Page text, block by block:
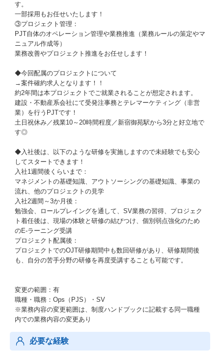
す。
一部採用もお任せいたします！
③プロジェクト管理：
PJT自体のオペレーション管理や業務推進（業務ルールの策定やマ
ニュアル作成等）
業務改善やプロジェクト推進をお任せします！
◆今回配属のプロジェクトについて
→案件確約求人となります！！
約2年間は本プロジェクトでご就業されることが想定されます。
建設・不動産系会社にて受発注事務とテレマーケティング（非営
業）を行うPJTです！
土日祝休み／残業10～20時間程度／新宿御苑駅から3分と好立地で
す◎
◆入社後は、以下のような研修を実施しますので未経験でも安心
してスタートできます！
入社1週間後くらいまで：
マネジメントの基礎知識、アウトソーシングの基礎知識、事業の
流れ、他のプロジェクトの見学
入社2週間～3か月後：
勉強会、ロールプレイングを通して、SV業務の習得、プロジェク
ト着任後は、現場の体験と研修の結びつけ、個別弱点強化のため
のE-ラーニング受講
プロジェクト配属後：
プロジェクトでのOJT研修期間中も数回研修があり、研修期間後
も、自分の苦手分野の研修を再度受講することも可能です。
変更の範囲：有
職種・職務：Ops（PJS）・SV
※業務内容の変更範囲は、制度ハンドブックに記載する同一職種
内での業務内容の変更あり
必要な経験